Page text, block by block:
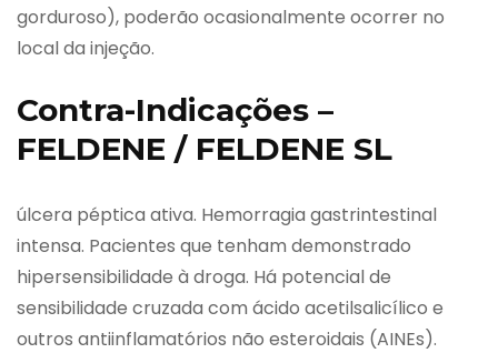
gorduroso), poderão ocasionalmente ocorrer no
local da injeção.
Contra-Indicações –
FELDENE / FELDENE SL
úlcera péptica ativa. Hemorragia gastrintestinal
intensa. Pacientes que tenham demonstrado
hipersensibilidade à droga. Há potencial de
sensibilidade cruzada com ácido acetilsalicílico e
outros antiinflamatórios não esteroidais (AINEs).